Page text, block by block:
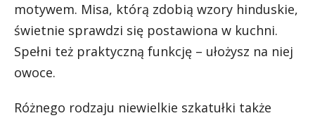
motywem. Misa, którą zdobią wzory hinduskie,
świetnie sprawdzi się postawiona w kuchni.
Spełni też praktyczną funkcję – ułożysz na niej
owoce.
Różnego rodzaju niewielkie szkatułki także